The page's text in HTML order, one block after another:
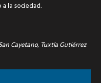
la sociedad.
Cayetano, Tuxtla Gutiérrez